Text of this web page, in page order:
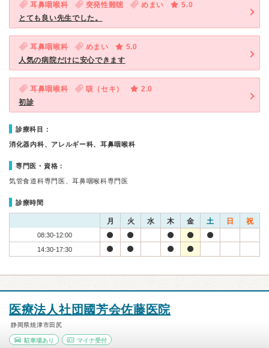
耳鼻咽喉科 突発性難聴 めまい
5.0
とても良い先生でした。
耳鼻咽喉科 めまい
5.0
人気の病院だけに安心できます
耳鼻咽喉科 咳（セキ）
2.0
初診
診療科目：
消化器内科、アレルギー科、耳鼻咽喉科
専門医・資格：
気管食道科専門医、耳鼻咽喉科専門医
診療時間
月 火 水 木 金 土 日 祝
08:30-12:00
14:30-17:30
医療法人社団國芳会佐藤医院
静岡県焼津市田尻
駐車場あり マイナ受付